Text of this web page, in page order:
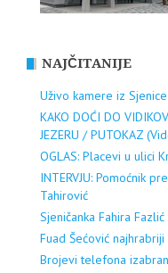
NAJČITANIJE
Uživo kamere iz
KAKO DOĆI DO
JEZERU / PUTOKAZ
OGLAS: Placevi u ulici
INTERVJU: Pomoćnik
Tahirović
Sjeničanka Fahira
Fuad Šećović
Brojevi telefona